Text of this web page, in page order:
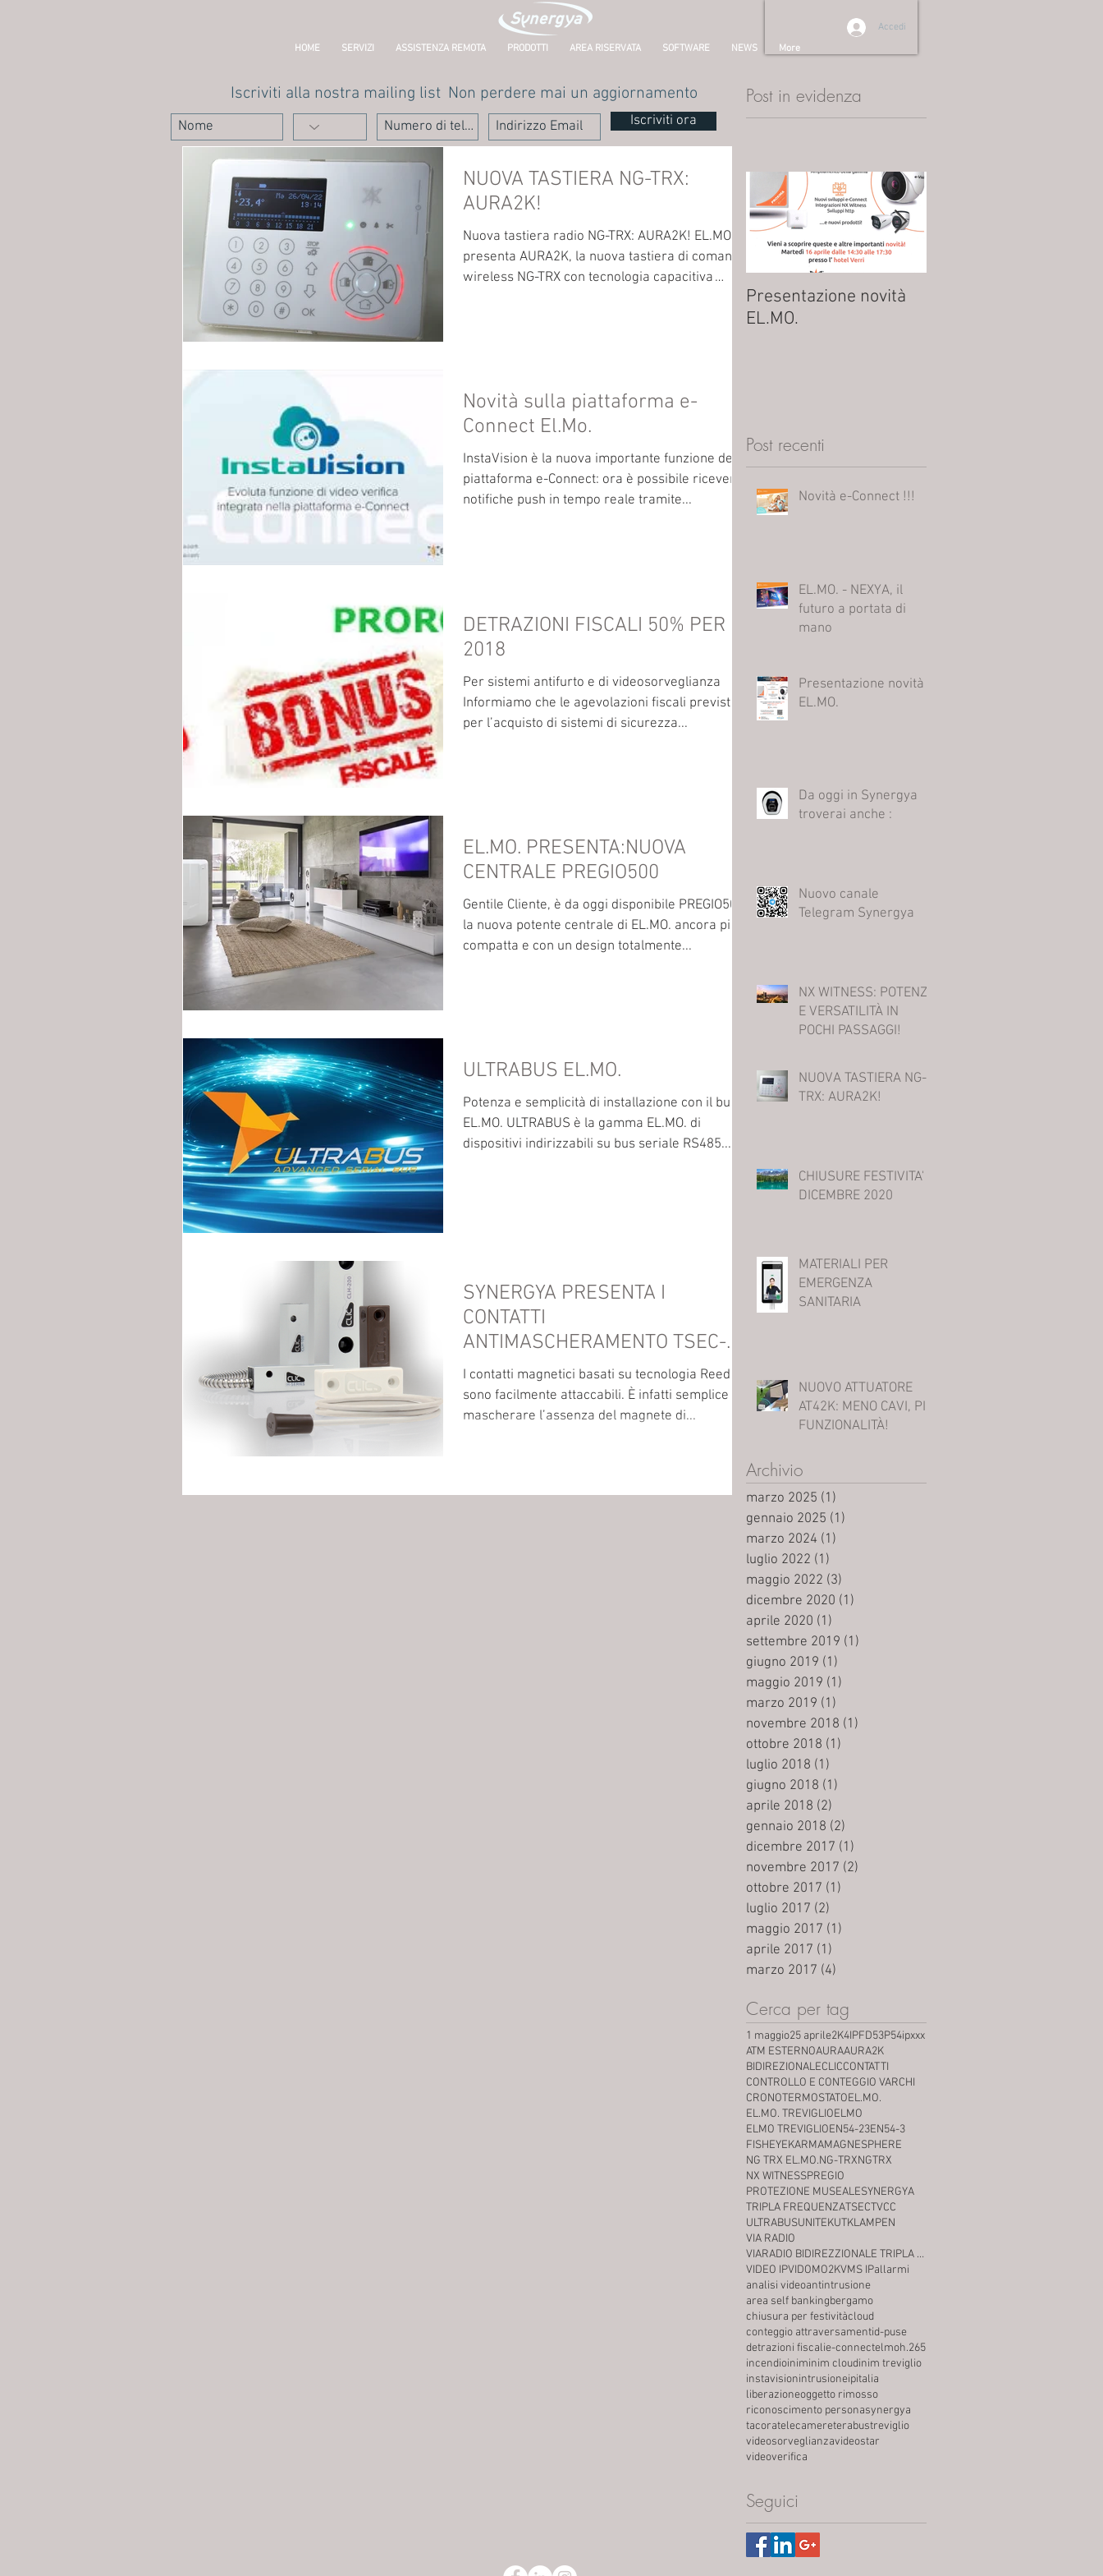
HOME SERVIZI ASSISTENZA REMOTA PRODOTTI AREA RISERVATA SOFTWARE NEWS More
Accedi
NUOVA TASTIERA NG-TRX:
AURA2K!
Nuova tastiera radio NG-TRX: AURA2K! EL.MO.
presenta AURA2K, la nuova tastiera di comando
wireless NG-TRX con tecnologia capacitiva
Novità sulla piattaforma e-
Connect El.Mo.
InstaVision è la nuova importante funzione della
piattaforma e-Connect: ora è possibile ricevere
notifiche push in tempo reale tramite...
DETRAZIONI FISCALI 50% PER IL
2018
Per sistemi antifurto e di videosorveglianza
Informiamo che le agevolazioni fiscali previste
per l’acquisto di sistemi di sicurezza...
EL.MO. PRESENTA:NUOVA
CENTRALE PREGIO500
Gentile Cliente, è da oggi disponibile PREGIO500,
la nuova potente centrale di EL.MO. ancora più
compatta e con un design totalmente...
ULTRABUS EL.MO.
Potenza e semplicità di installazione con il bus di
EL.MO. ULTRABUS è la gamma EL.MO. di
dispositivi indirizzabili su bus seriale RS485...
SYNERGYA PRESENTA I
CONTATTI
ANTIMASCHERAMENTO TSEC-
CLIC BASATI SU TECNOLOGIA
MAGNASPHERE
I contatti magnetici basati su tecnologia Reed
sono facilmente attaccabili. È infatti semplice
mascherare l’assenza del magnete di...
Iscriviti alla nostra mailing list Non perdere mai un aggiornamento
Iscriviti ora
Post in evidenza
Presentazione novità
EL.MO.
Post recenti
Novità e-Connect !!!
EL.MO. - NEXYA, il
futuro a portata di
mano
Presentazione novità
EL.MO.
Da oggi in Synergya
troverai anche :
Nuovo canale
Telegram Synergya
NX WITNESS: POTENZA
E VERSATILITÀ IN
POCHI PASSAGGI!
NUOVA TASTIERA NG-
TRX: AURA2K!
CHIUSURE FESTIVITA'
DICEMBRE 2020
MATERIALI PER
EMERGENZA
SANITARIA
NUOVO ATTUATORE
AT42K: MENO CAVI, PIÙ
FUNZIONALITÀ!
Archivio
marzo 2025 (1)
gennaio 2025 (1)
marzo 2024 (1)
luglio 2022 (1)
maggio 2022 (3)
dicembre 2020 (1)
aprile 2020 (1)
settembre 2019 (1)
giugno 2019 (1)
maggio 2019 (1)
marzo 2019 (1)
novembre 2018 (1)
ottobre 2018 (1)
luglio 2018 (1)
giugno 2018 (1)
aprile 2018 (2)
gennaio 2018 (2)
dicembre 2017 (1)
novembre 2017 (2)
ottobre 2017 (1)
luglio 2017 (2)
maggio 2017 (1)
aprile 2017 (1)
marzo 2017 (4)
Cerca per tag
1 maggio25 aprile2K4IPFD53P54ipxxx
ATM ESTERNOAURAAURA2K
BIDIREZIONALECLICCONTATTI
CONTROLLO E CONTEGGIO VARCHI
CRONOTERMOSTATOEL.MO.
EL.MO. TREVIGLIOELMO
ELMO TREVIGLIOEN54-23EN54-3
FISHEYEKARMAMAGNESPHERE
NG TRX EL.MO.NG-TRXNGTRX
NX WITNESSPREGIO
PROTEZIONE MUSEALESYNERGYA
TRIPLA FREQUENZATSECTVCC
ULTRABUSUNITEKUTKLAMPEN
VIA RADIO
VIARADIO BIDIREZZIONALE TRIPLA FREQUENZA
VIDEO IPVIDOMO2KVMS IPallarmi
analisi videoantintrusione
area self bankingbergamo
chiusura per festivitàcloud
conteggio attraversamentid-puse
detrazioni fiscalie-connectelmoh.265
incendioiniminim cloudinim treviglio
instavisionintrusioneipitalia
liberazioneoggetto rimosso
riconoscimento personasynergya
tacoratelecamereterabustreviglio
videosorveglianzavideostar
videoverifica
Seguici